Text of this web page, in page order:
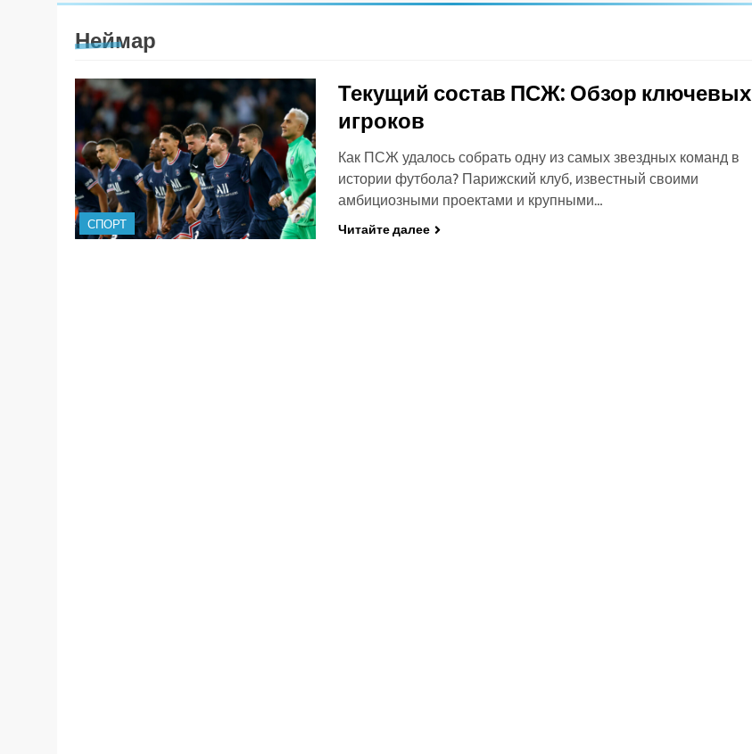
Неймар
СПОРТ
Текущий состав ПСЖ: Обзор ключевых
игроков
Как ПСЖ удалось собрать одну из самых звездных команд в
истории футбола? Парижский клуб, известный своими
амбициозными проектами и крупными…
Читайте далее